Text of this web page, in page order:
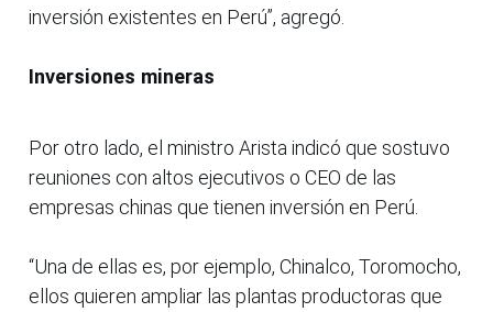
inversión existentes en Perú”, agregó.
Inversiones mineras
Por otro lado, el ministro Arista indicó que sostuvo
reuniones con altos ejecutivos o CEO de las
empresas chinas que tienen inversión en Perú.
“Una de ellas es, por ejemplo, Chinalco, Toromocho,
ellos quieren ampliar las plantas productoras que